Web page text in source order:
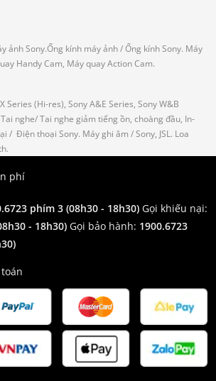
ảnh Sony.Ống kính máy ảnh / Ống kính Sony. Máy
Handy Cam, Máy quay Action Cam.
Series (Hi-res), Sony A&E Series, Sony W&B
Tai nghe/ Tai nghe giảm tiếng ồn, choàng đầu, In-
/ Điện thoại Sony. Máy ghi âm / Sony, JSL. Loa
phí
phím 3 (08h30 - 18h30) Gọi khiếu nại:
- 18h30) Gọi bảo hành: 1900.6723